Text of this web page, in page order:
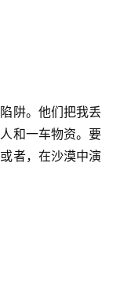
阱。他们把我丢
和一车物资。要
者，在沙漠中演